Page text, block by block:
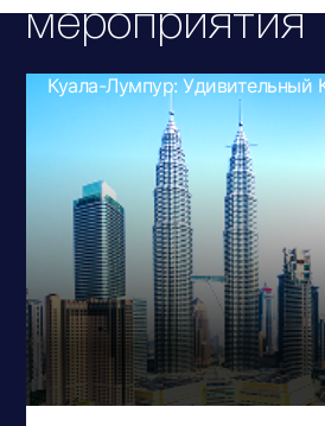
мероприятия
Куала-Лумпур: Удивительный